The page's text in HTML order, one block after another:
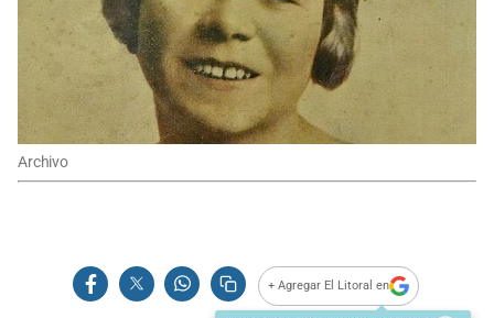
Archivo
+ Agregar El Litoral en